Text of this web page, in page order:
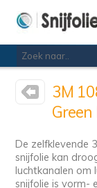
3M
De zelfklevende
snijfolie kan
luchtkanalen om
snijfolie is vorm-